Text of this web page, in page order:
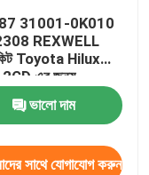
31001-0K010
REXWELL
Toyota Hilux
এর জন্য
ভালো দাম
সাথে যোগাযোগ করুন